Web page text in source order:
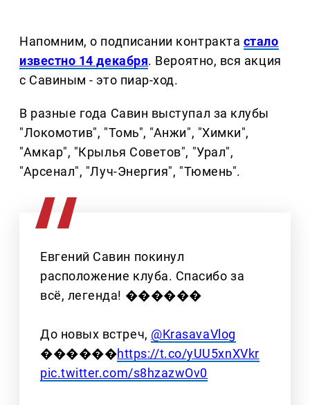
Напомним, о подписании контракта стало
известно 14 декабря. Вероятно, вся акция
с Савиным - это пиар-ход.
В разные года Савин выступал за клубы
"Локомотив", "Томь", "Анжи", "Химки",
"Амкар", "Крылья Советов", "Урал",
"Арсенал", "Луч-Энергия", "Тюмень".
Евгений Савин покинул
расположение клуба. Спасибо за
всё, легенда! ������
До новых встреч, @KrasavaVlog
������https://t.co/yUU5xnXVkr
pic.twitter.com/s8hzazwOv0